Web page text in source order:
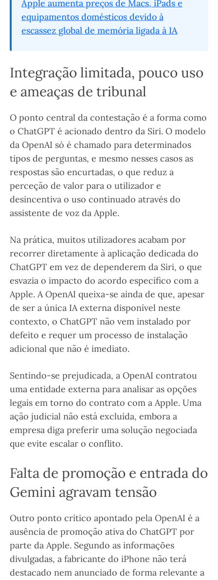
Apple aumenta preços de Macs, iPads e
equipamentos domésticos devido à
escassez global de memória ligada à IA
Integração limitada, pouco uso
e ameaças de tribunal
O ponto central da contestação é a forma como
o ChatGPT é acionado dentro da Siri. O modelo
da OpenAI só é chamado para determinados
tipos de perguntas, e mesmo nesses casos as
respostas são encurtadas, o que reduz a
perceção de valor para o utilizador e
desincentiva o uso continuado através do
assistente de voz da Apple.
Na prática, muitos utilizadores acabam por
recorrer diretamente à aplicação dedicada do
ChatGPT em vez de dependerem da Siri, o que
esvazia o impacto do acordo específico com a
Apple. A OpenAI queixa-se ainda de que, apesar
de ser a única IA externa disponível neste
contexto, o ChatGPT não vem instalado por
defeito e requer um processo de instalação
adicional que não é imediato.
Sentindo-se prejudicada, a OpenAI contratou
uma entidade externa para analisar as opções
legais em torno do contrato com a Apple. Uma
ação judicial não está excluída, embora a
empresa diga preferir uma solução negociada
que evite escalar o conflito.
Falta de promoção e entrada do
Gemini agravam tensão
Outro ponto crítico apontado pela OpenAI é a
ausência de promoção ativa do ChatGPT por
parte da Apple. Segundo as informações
divulgadas, a fabricante do iPhone não terá
destacado nem anunciado de forma relevante a